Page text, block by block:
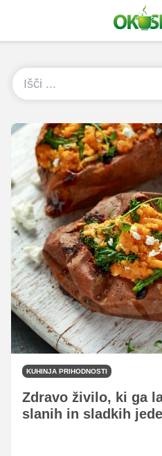
KUHINJA PRIHODNOSTI
Zdravo živilo, ki ga
slanih in sladkih